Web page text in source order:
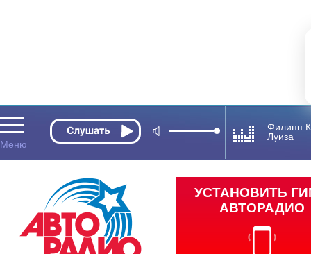
Филипп
Луиза
УСТАНОВИТЬ
АВТОРАДИО